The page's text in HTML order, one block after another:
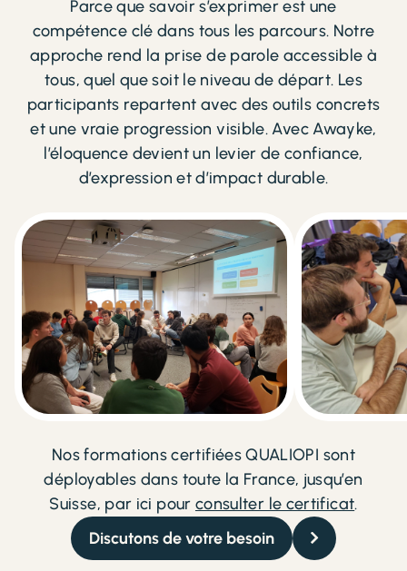
Parce que savoir s’exprimer est une
compétence clé dans tous les parcours. Notre
approche rend la prise de parole accessible à
tous, quel que soit le niveau de départ. Les
participants repartent avec des outils concrets
et une vraie progression visible. Avec Awayke,
l’éloquence devient un levier de confiance,
d’expression et d’impact durable.
Nos formations certifiées QUALIOPI sont
déployables dans toute la France, jusqu’en
Suisse, par ici pour consulter le certificat.
Discutons de votre besoin